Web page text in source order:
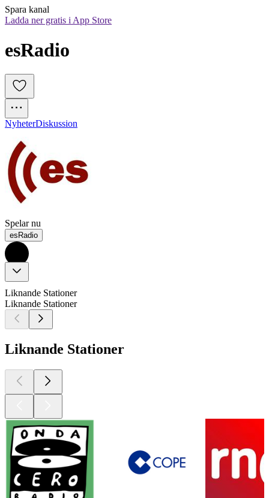
Spara kanal
Ladda ner gratis i App Store
esRadio
NyheterDiskussion
Spelar nu
esRadio
Liknande Stationer
Liknande Stationer
Liknande Stationer